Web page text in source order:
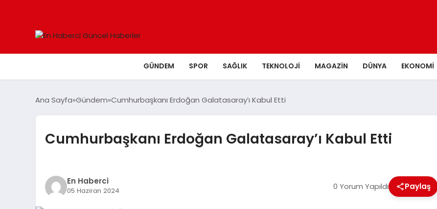
GÜNDEM SPOR SAĞLIK TEKNOLOJI MAGAZIN DÜNYA EKONOMI
Ana Sayfa Gündem Cumhurbaşkanı Erdoğan Galatasaray’ı Kabul Etti
Cumhurbaşkanı Erdoğan Galatasaray’ı Kabul Etti
En Haberci
05 Haziran 2024 0 Yorum Yapıldı Paylaş